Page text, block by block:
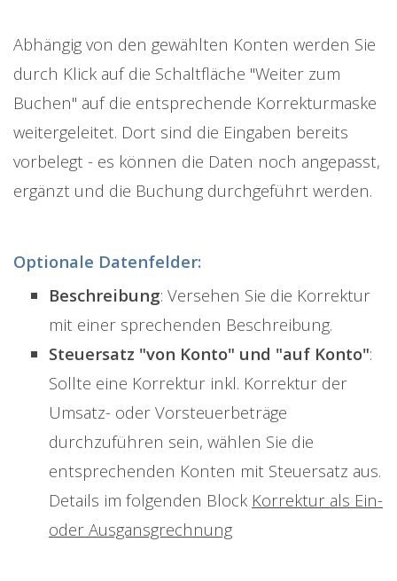
Abhängig von den gewählten Konten werden Sie
durch Klick auf die Schaltfläche "Weiter zum
Buchen" auf die entsprechende Korrekturmaske
weitergeleitet. Dort sind die Eingaben bereits
vorbelegt - es können die Daten noch angepasst,
ergänzt und die Buchung durchgeführt werden.
Optionale Datenfelder:
Beschreibung: Versehen Sie die Korrektur
mit einer sprechenden Beschreibung.
Steuersatz "von Konto" und "auf Konto":
Sollte eine Korrektur inkl. Korrektur der
Umsatz- oder Vorsteuerbeträge
durchzuführen sein, wählen Sie die
entsprechenden Konten mit Steuersatz aus.
Details im folgenden Block Korrektur als Ein-
oder Ausgansgrechnung